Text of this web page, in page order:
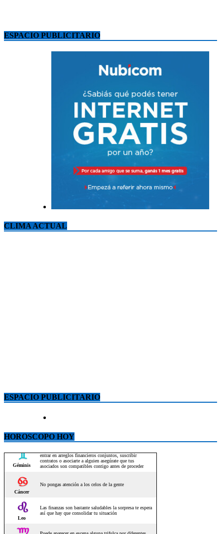
ESPACIO PUBLICITARIO
CLIMA ACTUAL
ESPACIO PUBLICITARIO
HOROSCOPO HOY